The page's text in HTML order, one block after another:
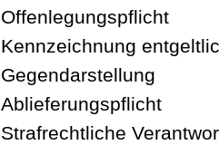
Offenlegungspflicht
Kennzeichnung
Gegendarstellung
Ablieferungspflicht
Strafrechtliche